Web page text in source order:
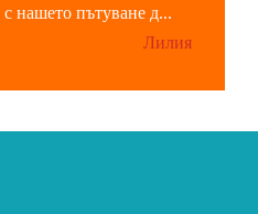
с нашето пътуване д...
Лилия